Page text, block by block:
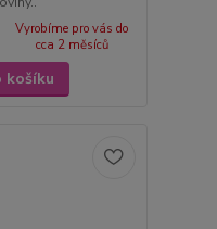
Vyrobíme pro vás do
cca 2 měsíců
košíku